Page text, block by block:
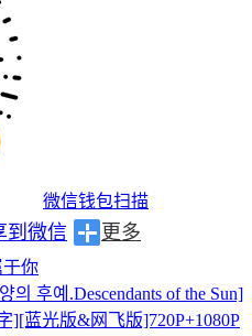
微信钱包扫描
到微信 更多
于你
후예.Descendants of the Sun]
][蓝光版&网飞版]720P+1080P